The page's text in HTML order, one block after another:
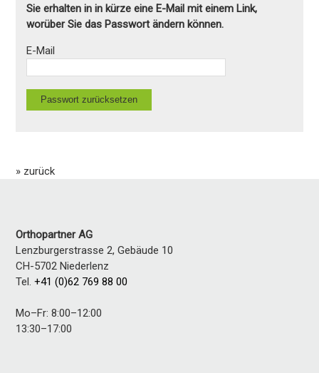
Sie erhalten in in kürze eine E-Mail mit einem Link,
worüber Sie das Passwort ändern können.
E-Mail
» zurück
Orthopartner AG
Lenzburgerstrasse 2, Gebäude 10
CH-5702 Niederlenz
Tel.+41 (0)62 769 88 00
Mo–Fr: 8:00–12:00
13:30–17:00